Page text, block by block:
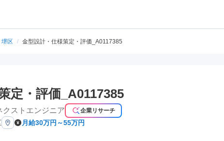
堺区 / 金型設計・仕様策定・評価_A0117385
定・評価_A0117385
ストエンジニア 企業リサーチ
月給30万円～55万円